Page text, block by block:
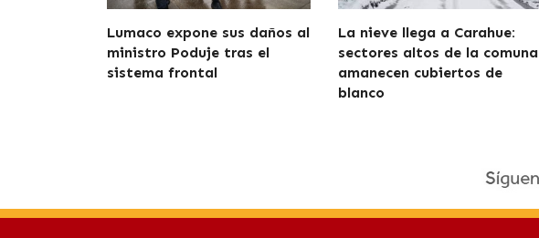
Lumaco expone sus daños al
ministro Poduje tras el
sistema frontal
La nieve llega a Carahue:
sectores altos de la comuna
amanecen cubiertos de
blanco